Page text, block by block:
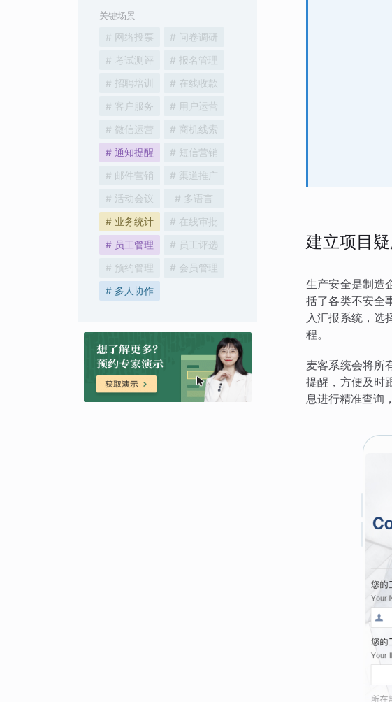
关键场景
# 网络投票
# 问卷调研
# 考试测评
# 报名管理
# 招聘培训
# 在线收款
# 客户服务
# 用户运营
# 微信运营
# 商机线索
# 通知提醒
# 短信营销
# 邮件营销
# 渠道推广
# 活动会议
# 多语言
# 业务统计
# 在线审批
# 员工管理
# 员工评选
# 预约管理
# 会员管理
# 多人协作
建立项目
生产安全是制造
括了各类不安全
入汇报系统，选
程。
麦客系统会将所
提醒，方便及时
息进行精准查询